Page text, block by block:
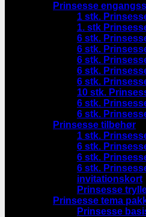
Prinsesse
1 stk.
1. stk
6 stk.
6 stk.
6 stk.
6 stk.
6 stk.
10 stk.
6 stk.
6 stk.
Prinsesse tilbehør
1 stk.
6 stk.
6 stk.
6 stk.
invitationskort
Prinsesse
Prinsesse tema
Prinsesse